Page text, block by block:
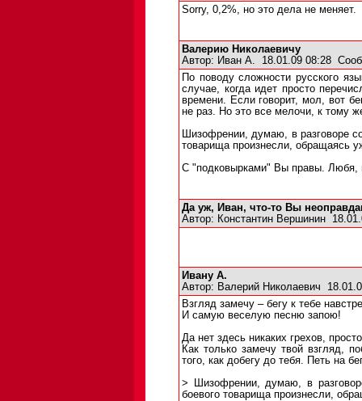
Sorry, 0,2%, но это дела не меняет.
Валерию Николаевичу
Автор: Иван А. 18.01.09 08:28
По поводу сложности русского
случае, когда идет просто
времени. Если говорит, мол, вот
не раз. Но это все мелочи, к тому
Шизофрении, думаю, в разговоре
товарища произнесли, обращаясь
С "подковырками" Вы правы. Любя,
Да уж, Иван, что-то Вы
Автор: Константин Вершинин
Ивану А.
Автор: Валерий Николаевич
Взгляд замечу – бегу к тебе
И самую веселую песню запою!
Да нет здесь никаких грехов,
Как только замечу твой взгляд,
того, как добегу до тебя. Петь на
> Шизофрении, думаю, в
боевого товарища произнесли,